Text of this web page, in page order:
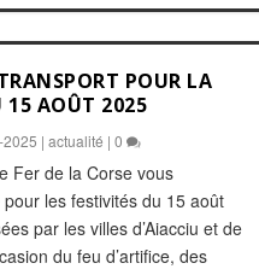
POUR LA
15 AOÛT 2025
2025 |actualité |0
Fer de la Corse vous
les festivités du 15 août
par les villes d’Aiacciu et de
du feu d’artifice, des